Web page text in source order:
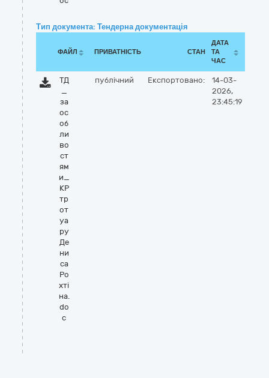
Тип документа: Тендерна документація
ФАЙЛ ПРИВАТНІСТЬ СТАН
ДАТА
ТА
ЧАС
ТД
_
за
ос
об
ли
во
ст
ям
и_
КР
тр
от
уа
ру
Де
ни
са
Ро
хті
на.
do
c
публічний Експортовано:
14-03-
2026,
23:45:19